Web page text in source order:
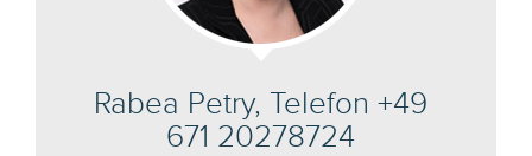
Rabea Petry, Telefon +49
671 20278724